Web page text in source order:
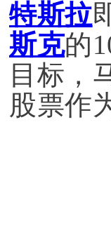
特斯拉
斯克的
目标，
股票作